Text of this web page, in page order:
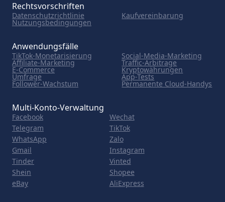
Rechtsvorschriften
Datenschutzrichtlinie Kaufvereinbarung
Nutzungsbedingungen
Anwendungsfälle
TikTok-Monetarisierung Social-Media-Marketing
Affiliate-Marketing Traffic-Arbitrage
E-Commerce Kryptowährungen
Umfrage App-Tests
Follower-Wachstum Permanente Cloud-Handys
Multi-Konto-Verwaltung
Facebook
Wechat
Telegram
TikTok
WhatsApp
Zalo
Gmail
Instagram
Tinder
Vinted
Shein
Shopee
eBay
AliExpress